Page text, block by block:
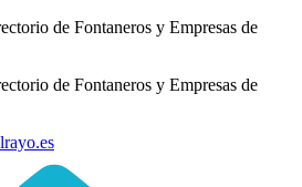
de Fontaneros y Empresas de
de Fontaneros y Empresas de